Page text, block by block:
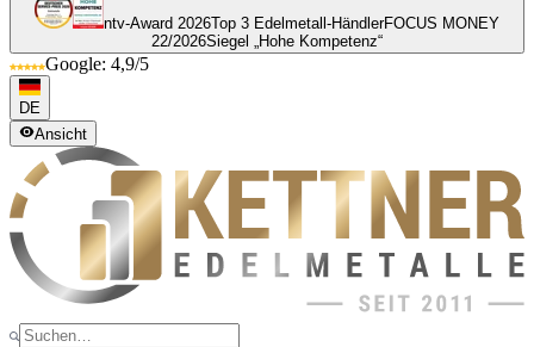
ntv-Award 2026Top 3 Edelmetall-HändlerFOCUS MONEY
22/2026Siegel „Hohe Kompetenz“
Google: 4,9/5
DE
Ansicht